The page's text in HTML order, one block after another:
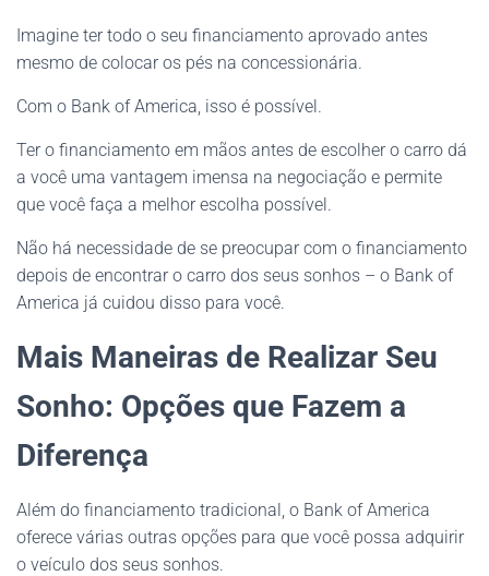
Imagine ter todo o seu financiamento aprovado antes
mesmo de colocar os pés na concessionária.
Com o Bank of America, isso é possível.
Ter o financiamento em mãos antes de escolher o carro dá
a você uma vantagem imensa na negociação e permite
que você faça a melhor escolha possível.
Não há necessidade de se preocupar com o financiamento
depois de encontrar o carro dos seus sonhos – o Bank of
America já cuidou disso para você.
Mais Maneiras de Realizar Seu
Sonho: Opções que Fazem a
Diferença
Além do financiamento tradicional, o Bank of America
oferece várias outras opções para que você possa adquirir
o veículo dos seus sonhos.